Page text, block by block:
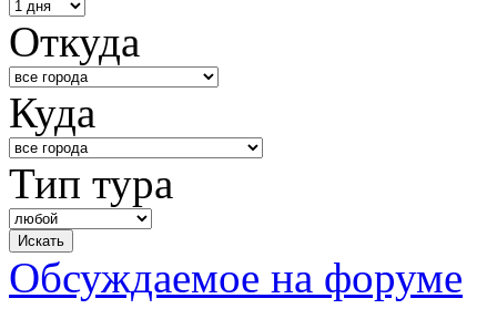
Откуда
Куда
Тип тура
Обсуждаемое на форуме